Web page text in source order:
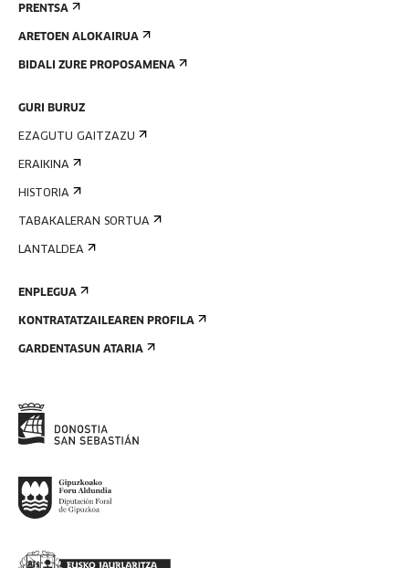
PRENTSA
ARETOEN ALOKAIRUA
BIDALI ZURE PROPOSAMENA
GURI BURUZ
EZAGUTU GAITZAZU
ERAIKINA
HISTORIA
TABAKALERAN SORTUA
LANTALDEA
ENPLEGUA
KONTRATATZAILEAREN PROFILA
GARDENTASUN ATARIA